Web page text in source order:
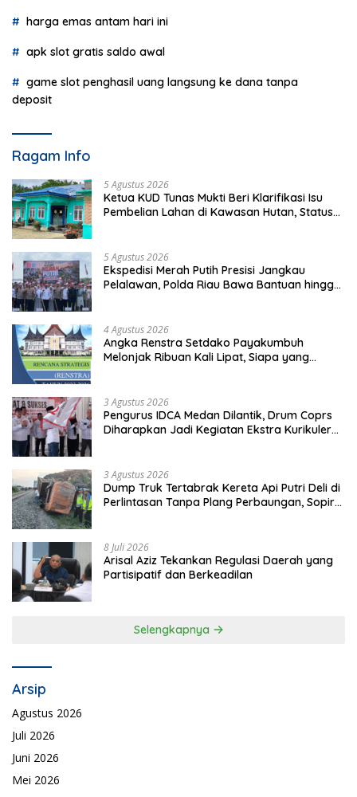
harga emas antam hari ini
apk slot gratis saldo awal
game slot penghasil uang langsung ke dana tanpa
deposit
Ragam Info
5 Agustus 2026
Ketua KUD Tunas Mukti Beri Klarifikasi Isu
Pembelian Lahan di Kawasan Hutan, Status
5 Agustus 2026
Ekspedisi Merah Putih Presisi Jangkau
Pelalawan, Polda Riau Bawa Bantuan hingga
4 Agustus 2026
Angka Renstra Setdako Payakumbuh
Melonjak Ribuan Kali Lipat, Siapa yang
3 Agustus 2026
Pengurus IDCA Medan Dilantik, Drum Coprs
Diharapkan Jadi Kegiatan Ekstra Kurikuler
3 Agustus 2026
Dump Truk Tertabrak Kereta Api Putri Deli di
Perlintasan Tanpa Plang Perbaungan, Sopir
8 Juli 2026
Arisal Aziz Tekankan Regulasi Daerah yang
Partisipatif dan Berkeadilan
Selengkapnya
Arsip
Agustus 2026
Juli 2026
Juni 2026
Mei 2026